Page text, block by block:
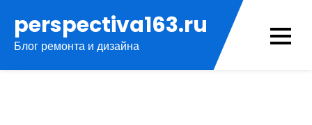
содержимому
perspectiva163.ru
Блог ремонта и дизайна